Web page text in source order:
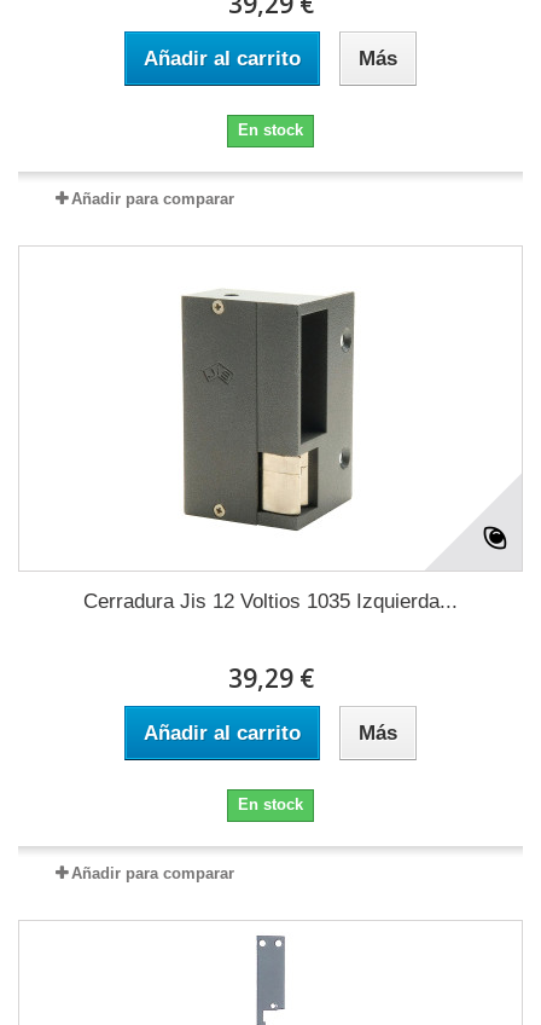
Añadir al carrito Más
En stock
Añadir para comparar
Cerradura Jis 12 Voltios 1035 Izquierda...
39,29 €
Añadir al carrito Más
En stock
Añadir para comparar